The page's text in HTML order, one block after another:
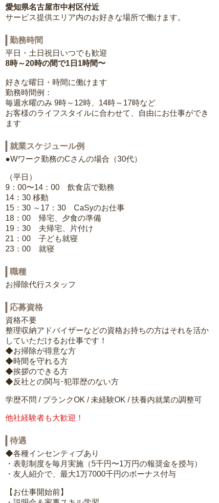
愛知県名古屋市中村区付近
サービス提供エリア内のお好きな場所で働けます。
勤務時間
平日・土日祝日いつでも歓迎
8時～20時の間で1日1時間〜
好きな曜日・時間に働けます
勤務時間例：
毎週水曜のみ 9時～12時、14時～17時など
お客様のライフスタイルに合わせて、自由にお仕事ができ
ます
就業スケジュール例
●Wワーク勤務のCさんの場合（30代）
（平日）
9：00〜14：00 飲食店で勤務
14：30 移動
15：30 ～17：30 CaSyのお仕事
18：00 帰宅、夕食の準備
19：30 夫帰宅、片付け
21：00 子ども就寝
23：00 就寝
職種
お掃除代行スタッフ
応募資格
資格不要
整理収納アドバイザーなどの資格お持ちの方はそれを活か
していただけるお仕事です！
◆お掃除が得意な方
◆時間を守れる方
◆挨拶のできる方
◆反社との関与･犯罪歴のない方
学歴不問 / ブランクOK / 未経験OK / 扶養内就業の調整可
他社経験者も大歓迎！
待遇
◆各種インセンティブあり
・表彰制度を毎月実施（5千円〜1万円の報奨金を授与）
・友人紹介で、最大1万7000千円のボーナス付与
【お仕事開始前】